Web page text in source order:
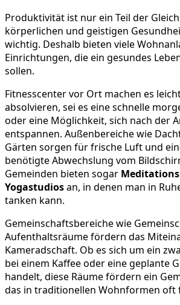
Produktivität ist nur ein Teil der
körperlichen und geistigen
wichtig. Deshalb bieten viele
Einrichtungen, die ein gesundes
sollen.
Fitnesscenter vor Ort machen es
absolvieren, sei es eine schnelle
oder eine Möglichkeit, sich nach der
entspannen. Außenbereiche wie
Gärten sorgen für frische Luft und
benötigte Abwechslung vom
Gemeinden bieten sogar
Yogastudiosan, in denen man in
tanken kann.
Gemeinschaftsbereiche wie
Aufenthaltsräume fördern das
Kameradschaft. Ob es sich um ein
bei einem Kaffee oder eine geplante
handelt, diese Räume fördern ein
das in traditionellen Wohnformen oft